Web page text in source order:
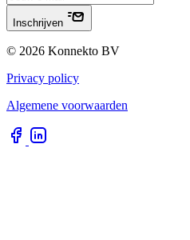
Inschrijven
© 2026 Konnekto BV
Privacy policy
Algemene voorwaarden